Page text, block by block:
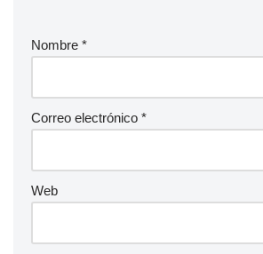
Nombre *
Correo electrónico *
Web